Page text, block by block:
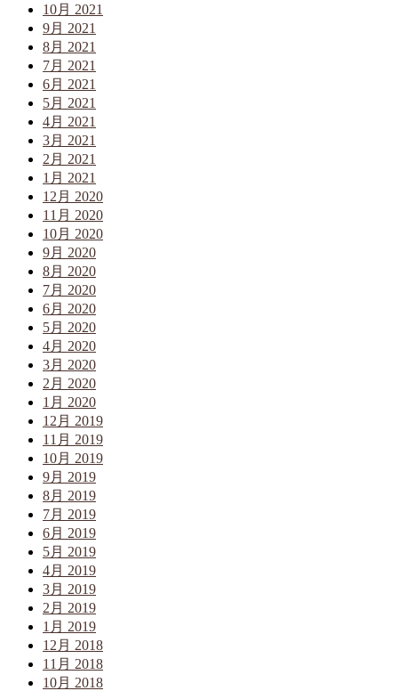
10月 2021
9月 2021
8月 2021
7月 2021
6月 2021
5月 2021
4月 2021
3月 2021
2月 2021
1月 2021
12月 2020
11月 2020
10月 2020
9月 2020
8月 2020
7月 2020
6月 2020
5月 2020
4月 2020
3月 2020
2月 2020
1月 2020
12月 2019
11月 2019
10月 2019
9月 2019
8月 2019
7月 2019
6月 2019
5月 2019
4月 2019
3月 2019
2月 2019
1月 2019
12月 2018
11月 2018
10月 2018